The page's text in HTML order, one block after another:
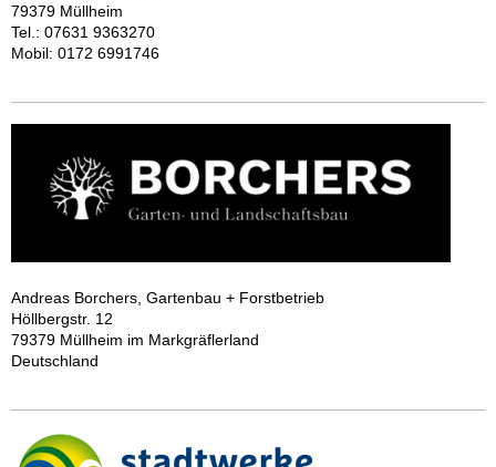
79379 Müllheim
Tel.: 07631 9363270
Mobil: 0172 6991746
Andreas Borchers, Gartenbau + Forstbetrieb
Höllbergstr. 12
79379 Müllheim im Markgräflerland
Deutschland